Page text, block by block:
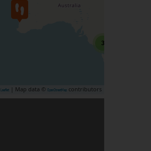
3
Leaflet| Map data © OpenStreetMapcontributors